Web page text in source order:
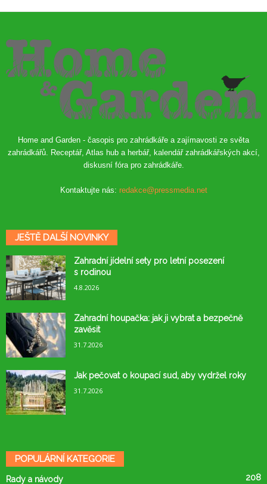
Home and Garden - časopis pro zahrádkáře a zajímavosti ze světa
zahrádkářů. Receptář, Atlas hub a herbář, kalendář zahrádkářských akcí,
diskusní fóra pro zahrádkáře.
Kontaktujte nás: redakce@pressmedia.net
JEŠTĚ DALŠÍ NOVINKY
Zahradní jídelní sety pro letní posezení
s rodinou
4.8.2026
Zahradní houpačka: jak ji vybrat a bezpečně
zavěsit
31.7.2026
Jak pečovat o koupací sud, aby vydržel roky
31.7.2026
POPULÁRNÍ KATEGORIE
Rady a návody 208